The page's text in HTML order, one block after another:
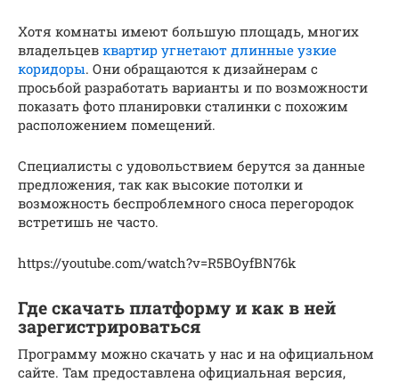
Хотя комнаты имеют большую площадь, многих
владельцев квартир угнетают длинные узкие
коридоры. Они обращаются к дизайнерам с
просьбой разработать варианты и по возможности
показать фото планировки сталинки с похожим
расположением помещений.
Специалисты с удовольствием берутся за данные
предложения, так как высокие потолки и
возможность беспроблемного сноса перегородок
встретишь не часто.
https://youtube.com/watch?v=R5BOyfBN76k
Где скачать платформу и как в ней
зарегистрироваться
Программу можно скачать у нас и на официальном
сайте. Там предоставлена официальная версия,